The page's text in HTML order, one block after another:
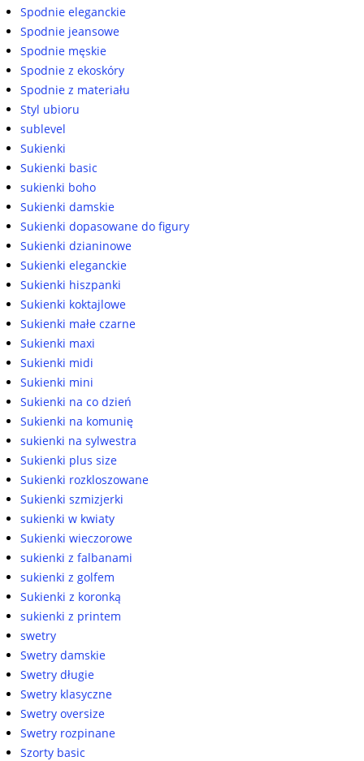
Spodnie eleganckie
Spodnie jeansowe
Spodnie męskie
Spodnie z ekoskóry
Spodnie z materiału
Styl ubioru
sublevel
Sukienki
Sukienki basic
sukienki boho
Sukienki damskie
Sukienki dopasowane do figury
Sukienki dzianinowe
Sukienki eleganckie
Sukienki hiszpanki
Sukienki koktajlowe
Sukienki małe czarne
Sukienki maxi
Sukienki midi
Sukienki mini
Sukienki na co dzień
Sukienki na komunię
sukienki na sylwestra
Sukienki plus size
Sukienki rozkloszowane
Sukienki szmizjerki
sukienki w kwiaty
Sukienki wieczorowe
sukienki z falbanami
sukienki z golfem
Sukienki z koronką
sukienki z printem
swetry
Swetry damskie
Swetry długie
Swetry klasyczne
Swetry oversize
Swetry rozpinane
Szorty basic